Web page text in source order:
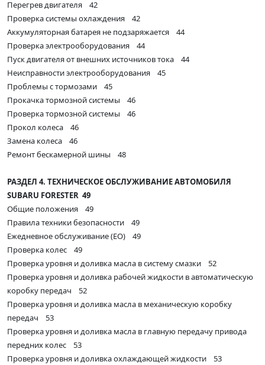
Перегрев двигателя 42
Проверка системы охлаждения 42
Аккумуляторная батарея не подзаряжается 44
Проверка электрооборудования 44
Пуск двигателя от внешних источников тока 44
Неисправности электрооборудования 45
Проблемы с тормозами 45
Прокачка тормозной системы 46
Проверка тормозной системы 46
Прокол колеса 46
Замена колеса 46
Ремонт бескамерной шины 48
РАЗДЕЛ 4. ТЕХНИЧЕСКОЕ ОБСЛУЖИВАНИЕ АВТОМОБИЛЯ
SUBARU FORESTER 49
Общие положения 49
Правила техники безопасности 49
Ежедневное обслуживание (ЕО) 49
Проверка колес 49
Проверка уровня и доливка масла в систему смазки 52
Проверка уровня и доливка рабочей жидкости в автоматическую
коробку передач 52
Проверка уровня и доливка масла в механическую коробку
передач 53
Проверка уровня и доливка масла в главную передачу привода
передних колес 53
Проверка уровня и доливка охлаждающей жидкости 53